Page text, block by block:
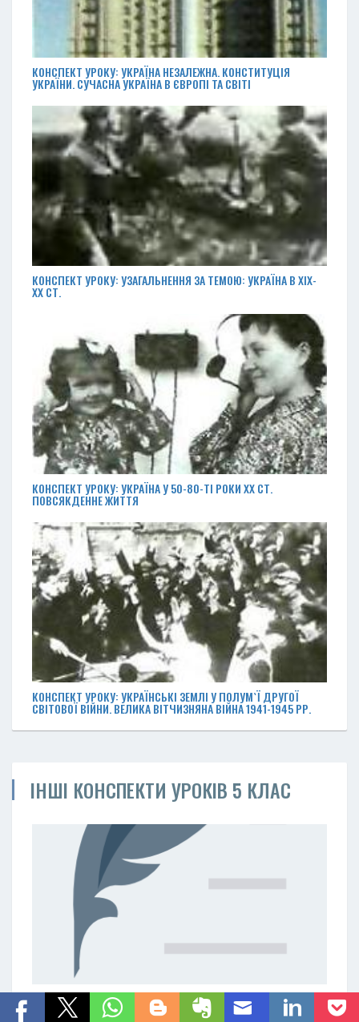
КОНСПЕКТ УРОКУ: УКРАЇНА НЕЗАЛЕЖНА. КОНСТИТУЦІЯ
УКРАЇНИ. СУЧАСНА УКРАЇНА В ЄВРОПІ ТА СВІТІ
КОНСПЕКТ УРОКУ: УЗАГАЛЬНЕННЯ ЗА ТЕМОЮ: УКРАЇНА В ХІХ-
ХХ СТ.
КОНСПЕКТ УРОКУ: УКРАЇНА У 50-80-ТІ РОКИ ХХ СТ.
ПОВСЯКДЕННЕ ЖИТТЯ
КОНСПЕКТ УРОКУ: УКРАЇНСЬКІ ЗЕМЛІ У ПОЛУМ`Ї ДРУГОЇ
СВІТОВОЇ ВІЙНИ. ВЕЛИКА ВІТЧИЗНЯНА ВІЙНА 1941-1945 РР.
ІНШІ КОНСПЕКТИ УРОКІВ 5 КЛАС
ТЕМАТИЧНЕ ОЦІНЮВАННЯ НАВЧАЛЬНИХ ДОСЯГНЕНЬ УЧНІВ №
5 З СИНТАКСИСУ Й ПУНКТУАЦІЇ